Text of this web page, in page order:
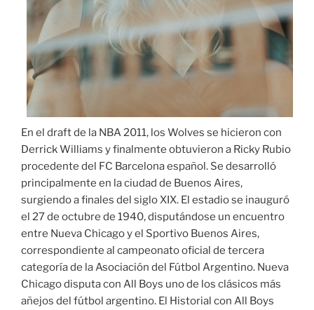
En el draft de la NBA 2011, los Wolves se hicieron con
Derrick Williams y finalmente obtuvieron a Ricky Rubio
procedente del FC Barcelona español. Se desarrolló
principalmente en la ciudad de Buenos Aires,
surgiendo a finales del siglo XIX. El estadio se inauguró
el 27 de octubre de 1940, disputándose un encuentro
entre Nueva Chicago y el Sportivo Buenos Aires,
correspondiente al campeonato oficial de tercera
categoría de la Asociación del Fútbol Argentino. Nueva
Chicago disputa con All Boys uno de los clásicos más
añejos del fútbol argentino. El Historial con All Boys